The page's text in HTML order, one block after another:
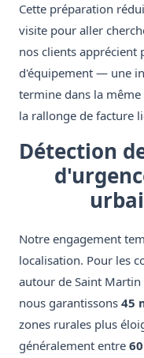
Cette préparation
visite pour aller
nos clients apprécient
d'équipement — une
termine dans la
la rallonge de facture
Détection
Notre engagement
localisation. Pour les
autour de Saint Martin
nous garantissons 45
zones rurales plus
généralement entre